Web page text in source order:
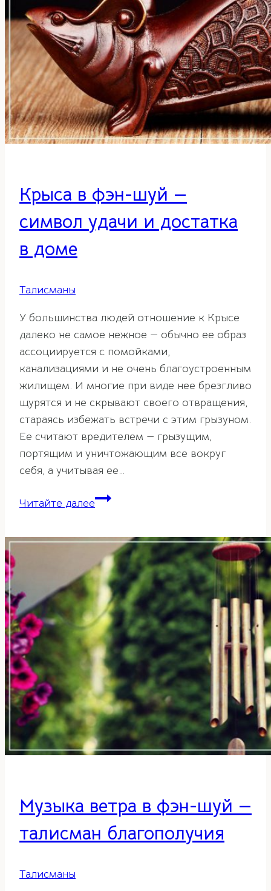
шуй
Крыса в фэн-шуй —
символ удачи и достатка
в доме
Талисманы
У большинства людей отношение к Крысе
далеко не самое нежное — обычно ее образ
ассоциируется с помойками,
канализациями и не очень благоустроенным
жилищем. И многие при виде нее брезгливо
щурятся и не скрывают своего отвращения,
стараясь избежать встречи с этим грызуном.
Ее считают вредителем — грызущим,
портящим и уничтожающим все вокруг
себя, а учитывая ее…
Читайте далееКрыса
шуй
—
символ
удачи
и
достатка
в
доме
Музыка ветра в фэн-шуй —
талисман благополучия
Талисманы